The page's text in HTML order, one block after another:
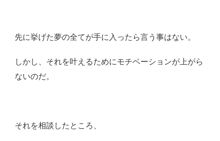
先に挙げた夢の全てが手に入ったら言う事はない。
しかし、それを叶えるためにモチベーションが上がら
ないのだ。
それを相談したところ、